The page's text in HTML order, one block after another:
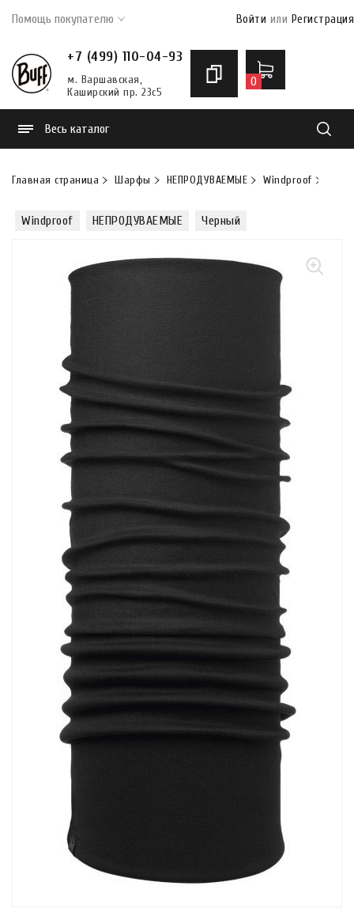
Помощь покупателю Войти или Регистрация
+7 (499) 110-04-93
м. Варшавская,
Каширский пр. 23с5
0
Весь каталог
Главная страница Шарфы НЕПРОДУВАЕМЫЕ Windproof
Windproof НЕПРОДУВАЕМЫЕ Черный